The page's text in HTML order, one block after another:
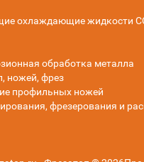
охлаждающие жидкости
обработка металла
ножей, фрез
профильных ножей
фрезерования и